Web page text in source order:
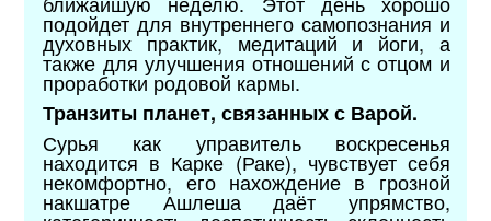
подойдет для внутреннего самопознания и
духовных практик, медитаций и йоги, а
также для улучшения отношений с отцом и
проработки родовой кармы.
Транзиты планет, связанных с Варой.
Сурья как управитель воскресенья
находится в Карке (Раке), чувствует себя
некомфортно, его нахождение в грозной
накшатре Ашлеша даёт упрямство,